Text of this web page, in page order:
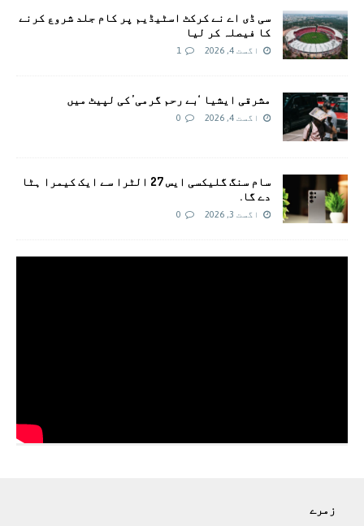
سی ڈی اے نے کرکٹ اسٹیڈیم پر کام جلد شروع کرنے
کا فیصلہ کر لیا
اگست 4, 2026 1
مشرقی ایشیا ‘بے رحم گرمی’ کی لپیٹ میں
اگست 4, 2026 0
سام سنگ گلیکسی ایس 27 الٹرا سے ایک کیمرا ہٹا
دے گا.
اگست 3, 2026 0
زمرے